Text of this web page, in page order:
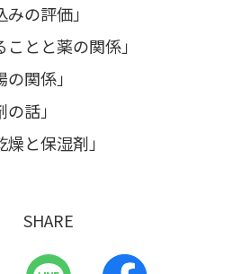
の評価」
とと薬の関係」
関係」
話」
と保湿剤」
SHARE